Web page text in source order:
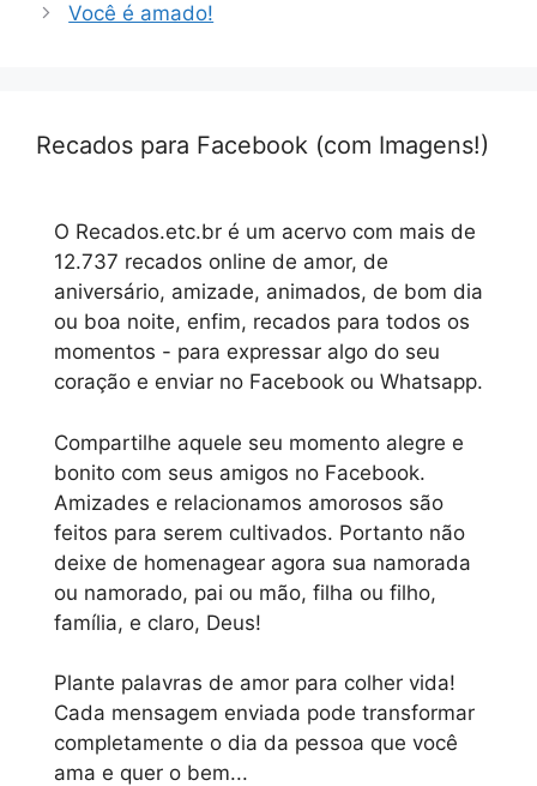
Você é amado!
Recados para Facebook (com Imagens!)
O Recados.etc.br é um acervo com mais de
12.737 recados online de amor, de
aniversário, amizade, animados, de bom dia
ou boa noite, enfim, recados para todos os
momentos - para expressar algo do seu
coração e enviar no Facebook ou Whatsapp.
Compartilhe aquele seu momento alegre e
bonito com seus amigos no Facebook.
Amizades e relacionamos amorosos são
feitos para serem cultivados. Portanto não
deixe de homenagear agora sua namorada
ou namorado, pai ou mão, filha ou filho,
família, e claro, Deus!
Plante palavras de amor para colher vida!
Cada mensagem enviada pode transformar
completamente o dia da pessoa que você
ama e quer o bem...